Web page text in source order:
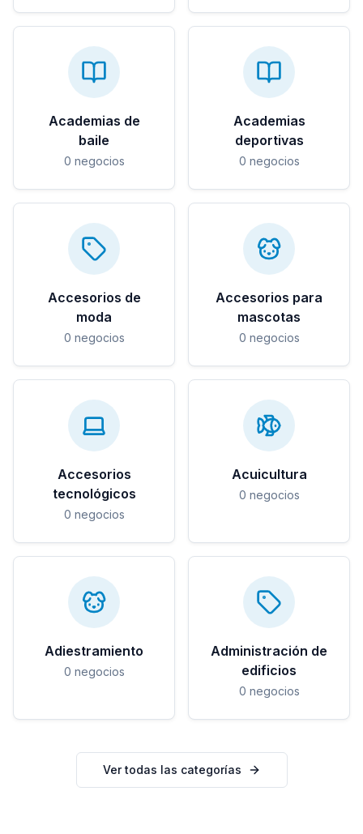
Academias de
baile
0 negocios
Academias
deportivas
0 negocios
Accesorios de
moda
0 negocios
Accesorios para
mascotas
0 negocios
Accesorios
tecnológicos
0 negocios
Acuicultura
0 negocios
Adiestramiento
0 negocios
Administración de
edificios
0 negocios
Ver todas las categorías